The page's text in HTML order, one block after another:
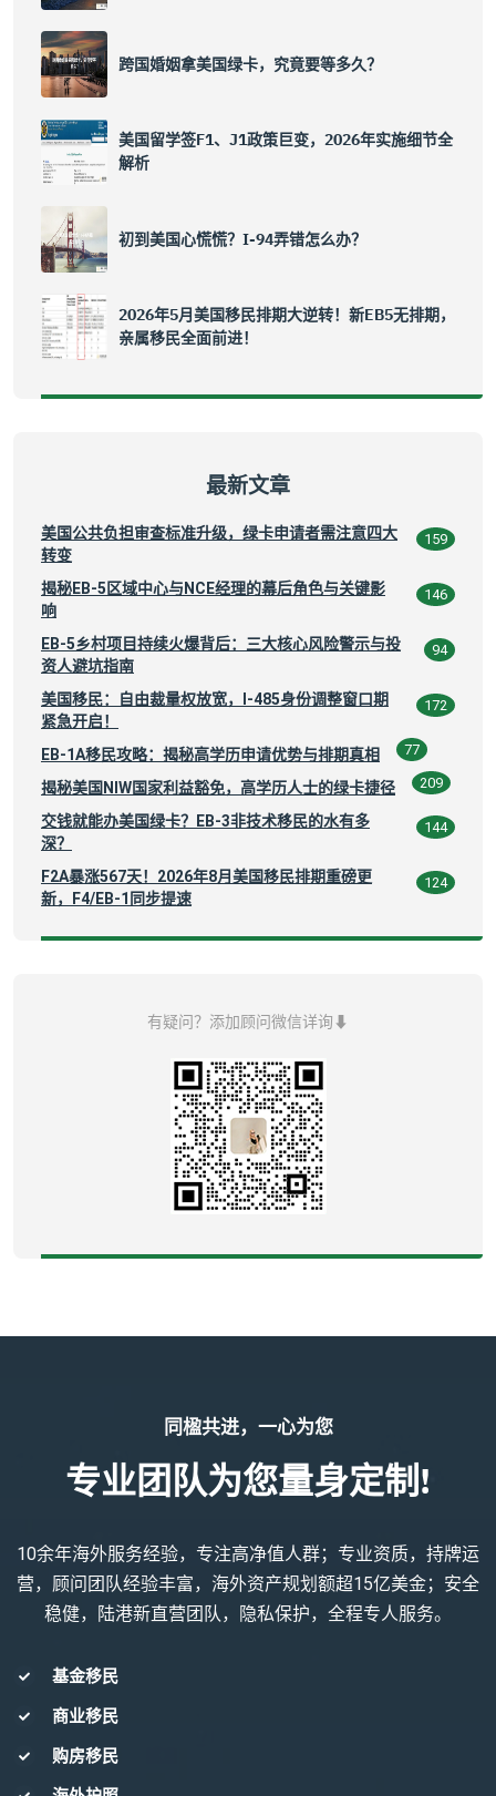
跨国婚姻拿美国绿卡，究竟要等多久？
美国留学签F1、J1政策巨变，2026年实施细节全
解析
初到美国心慌慌？I-94弄错怎么办？
2026年5月美国移民排期大逆转！新EB5无排期，
亲属移民全面前进！
最新文章
美国公共负担审查标准升级，绿卡申请者需注意四大
转变
159
揭秘EB-5区域中心与NCE经理的幕后角色与关键影
响
146
EB-5乡村项目持续火爆背后：三大核心风险警示与投
资人避坑指南
94
美国移民：自由裁量权放宽，I-485身份调整窗口期
紧急开启！
172
EB-1A移民攻略：揭秘高学历申请优势与排期真相 77
揭秘美国NIW国家利益豁免，高学历人士的绿卡捷径 209
交钱就能办美国绿卡？EB-3非技术移民的水有多
深？
144
F2A暴涨567天！2026年8月美国移民排期重磅更
新，F4/EB-1同步提速
124
有疑问？添加顾问微信详询⬇
同楹共进，一心为您
专业团队为您量身定制!
10余年海外服务经验，专注高净值人群；专业资质，持牌运
营，顾问团队经验丰富，海外资产规划额超15亿美金；安全
稳健，陆港新直营团队，隐私保护，全程专人服务。
基金移民
商业移民
购房移民